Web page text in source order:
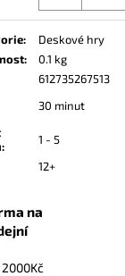
:
Deskové hry
:
0.1 kg
612735267513
30 minut
:
1 - 5
12+
na
- STARTER
ST-31 - EN